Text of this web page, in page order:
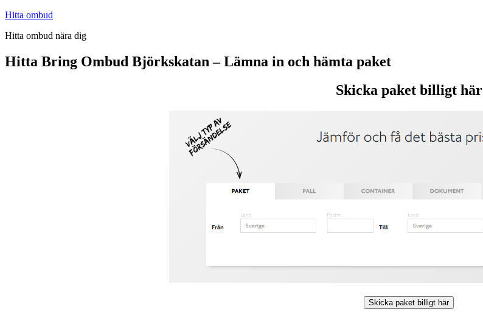
Hoppa
innehåll
Hitta ombud
Hitta ombud nära dig
Hitta Bring Ombud Björkskatan – Lämna in och hämta paket
Skicka paket billigt här
Skicka paket billigt här